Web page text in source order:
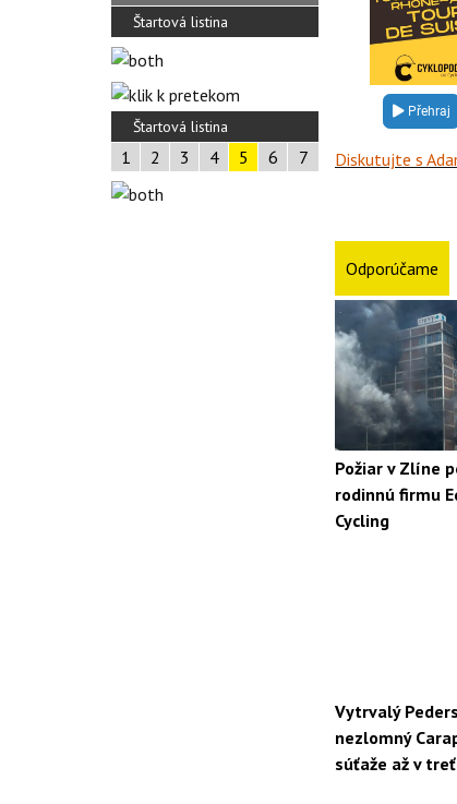
Štartová listina
Štartová listina
1 2 3 4 5 6 7 Diskutujte s
Odporúčame
Požiar v Zlíne
rodinnú firmu
Cycling
Vytrvalý
nezlomný
súťaže až v